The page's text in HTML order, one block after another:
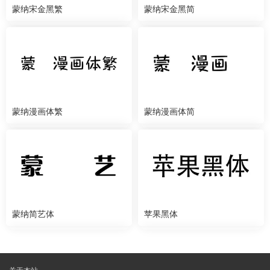
蒙纳宋金黑繁 蒙纳宋金黑简
蒙纳漫画体繁 蒙纳漫画体简
蒙纳简艺体 苹果黑体